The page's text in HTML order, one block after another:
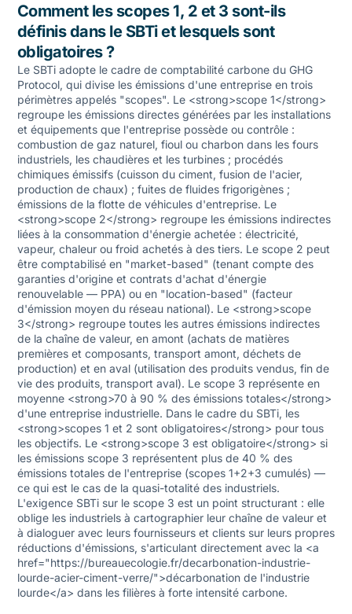
Comment les scopes 1, 2 et 3 sont-ils
définis dans le SBTi et lesquels sont
obligatoires ?
Le SBTi adopte le cadre de comptabilité carbone du GHG
Protocol, qui divise les émissions d'une entreprise en trois
périmètres appelés "scopes". Le <strong>scope 1</strong>
regroupe les émissions directes générées par les installations
et équipements que l'entreprise possède ou contrôle :
combustion de gaz naturel, fioul ou charbon dans les fours
industriels, les chaudières et les turbines ; procédés
chimiques émissifs (cuisson du ciment, fusion de l'acier,
production de chaux) ; fuites de fluides frigorigènes ;
émissions de la flotte de véhicules d'entreprise. Le
<strong>scope 2</strong> regroupe les émissions indirectes
liées à la consommation d'énergie achetée : électricité,
vapeur, chaleur ou froid achetés à des tiers. Le scope 2 peut
être comptabilisé en "market-based" (tenant compte des
garanties d'origine et contrats d'achat d'énergie
renouvelable — PPA) ou en "location-based" (facteur
d'émission moyen du réseau national). Le <strong>scope
3</strong> regroupe toutes les autres émissions indirectes
de la chaîne de valeur, en amont (achats de matières
premières et composants, transport amont, déchets de
production) et en aval (utilisation des produits vendus, fin de
vie des produits, transport aval). Le scope 3 représente en
moyenne <strong>70 à 90 % des émissions totales</strong>
d'une entreprise industrielle. Dans le cadre du SBTi, les
<strong>scopes 1 et 2 sont obligatoires</strong> pour tous
les objectifs. Le <strong>scope 3 est obligatoire</strong> si
les émissions scope 3 représentent plus de 40 % des
émissions totales de l'entreprise (scopes 1+2+3 cumulés) —
ce qui est le cas de la quasi-totalité des industriels.
L'exigence SBTi sur le scope 3 est un point structurant : elle
oblige les industriels à cartographier leur chaîne de valeur et
à dialoguer avec leurs fournisseurs et clients sur leurs propres
réductions d'émissions, s'articulant directement avec la <a
href="https://bureauecologie.fr/decarbonation-industrie-
lourde-acier-ciment-verre/">décarbonation de l'industrie
lourde</a> dans les filières à forte intensité carbone.